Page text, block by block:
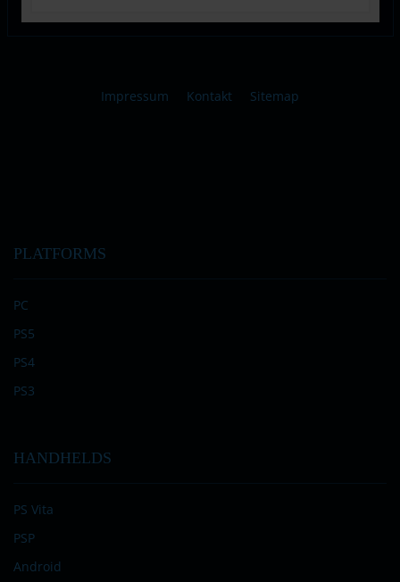
Impressum Kontakt Sitemap
PLATFORMS
PC
PS5
PS4
PS3
HANDHELDS
PS Vita
PSP
Android